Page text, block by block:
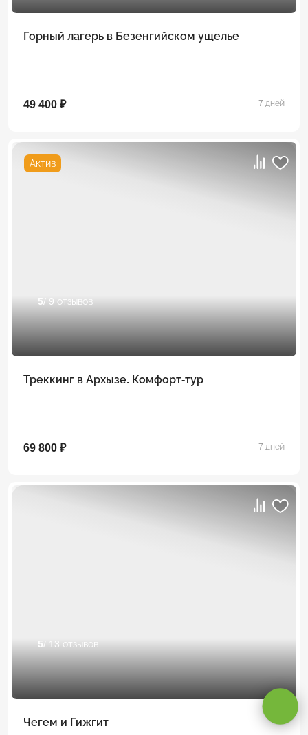
Горный лагерь в Безенгийском ущелье
49 400 ₽ 7 дней
Актив
5/ 9 отзывов
Треккинг в Архызе. Комфорт-тур
69 800 ₽ 7 дней
5/ 13 отзывов
Чегем и Гижгит